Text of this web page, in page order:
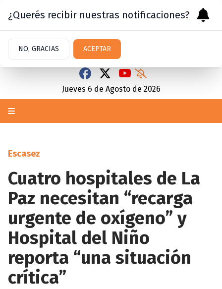
Jueves 6 de Agosto de 2026
Escasez
Cuatro hospitales de La
Paz necesitan “recarga
urgente de oxígeno” y
Hospital del Niño
reporta “una situación
crítica”
¿Querés recibir nuestras notificaciones?
NO, GRACIAS ACEPTAR